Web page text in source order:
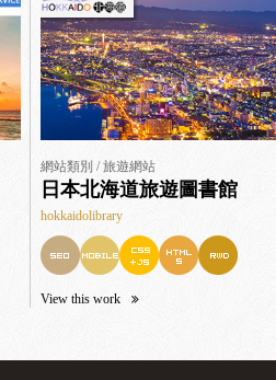
網站類別 / 旅遊網站
日本北海道旅遊圖書館
hokkaidolibrary
View this work